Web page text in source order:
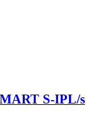
S-IPL/s